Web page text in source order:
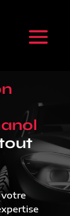
votre